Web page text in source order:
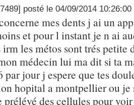
posté le 04/09/2014 10:26:00
mes dents j ai un
et pour l instant je n ai
les métos sont trés petite
médecin lui ma dit si ta
par jour j espere que tes
hopital a montpellier ou je
des cellules pour